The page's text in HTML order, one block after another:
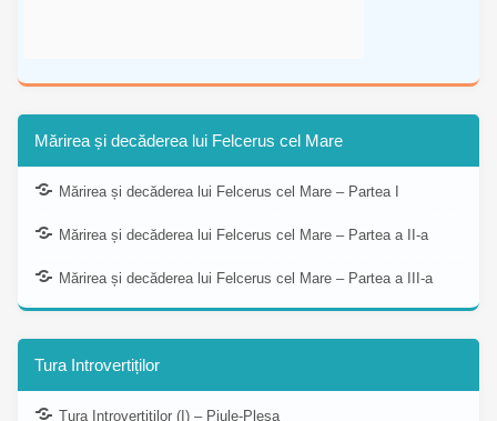
Mărirea și decăderea lui Felcerus cel Mare
Mărirea și decăderea lui Felcerus cel Mare – Partea I
Mărirea și decăderea lui Felcerus cel Mare – Partea a II-a
Mărirea și decăderea lui Felcerus cel Mare – Partea a III-a
Tura Introvertiților
Tura Introvertiților (I) – Piule-Pleșa